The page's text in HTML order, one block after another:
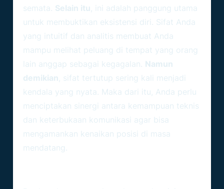
semata. Selain itu, ini adalah panggung utama
untuk membuktikan eksistensi diri. Sifat Anda
yang intuitif dan analitis membuat Anda
mampu melihat peluang di tempat yang orang
lain anggap sebagai kegagalan. Namun
demikian, sifat tertutup sering kali menjadi
kendala yang nyata. Maka dari itu, Anda perlu
menciptakan sinergi antara kemampuan teknis
dan keterbukaan komunikasi agar bisa
mengamankan kenaikan posisi di masa
mendatang.